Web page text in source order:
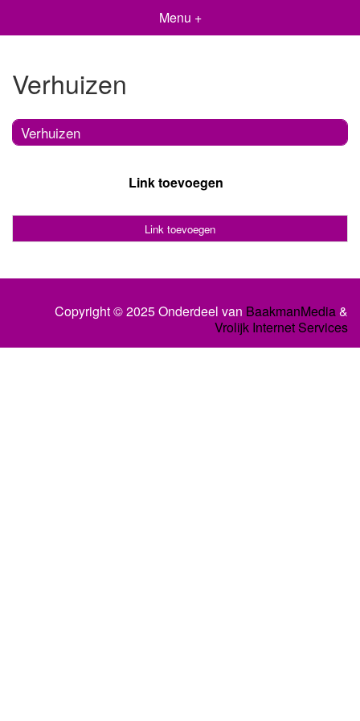
Menu +
Verhuizen
Verhuizen
Link toevoegen
Link toevoegen
Copyright © 2025 Onderdeel van BaakmanMedia&
Vrolijk Internet Services